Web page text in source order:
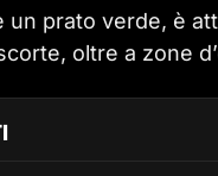
un prato verde, è
oltre a zone